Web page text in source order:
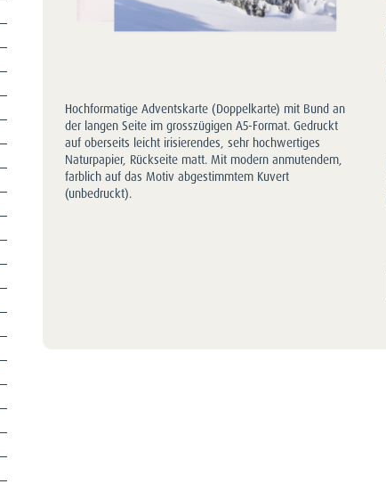
Hochformatige Adventskarte (Doppelkarte) mit Bund an
der langen Seite im grosszügigen A5-Format. Gedruckt
auf oberseits leicht irisierendes, sehr hochwertiges
Naturpapier, Rückseite matt. Mit modern anmutendem,
farblich auf das Motiv abgestimmtem Kuvert
(unbedruckt).